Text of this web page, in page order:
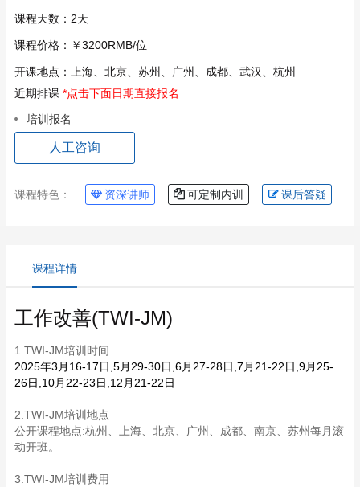
课程天数： 2天
课程价格： ￥3200RMB/位
开课地点：
上海、北京、苏州、广州、成都、武汉、杭州
近期排课 *点击下面日期直接报名
培训报名
人工咨询
课程特色： 资深讲师 可定制内训 课后答疑
课程详情
工作改善(TWI-JM)
1.TWI-JM培训时间
2025年3月16-17日,5月29-30日,6月27-28日,7月21-22日,9月25-
26日,10月22-23日,12月21-22日
2.TWI-JM培训地点
公开课程地点:杭州、上海、北京、广州、成都、南京、苏州每月滚
动开班。
3.TWI-JM培训费用